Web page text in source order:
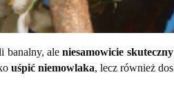
banalny, aleniesamowicie
uśpić niemowlaka, lecz również